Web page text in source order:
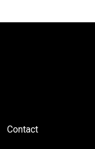
Contact